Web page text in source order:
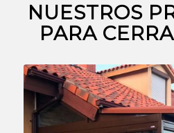
NUESTROS
PARA